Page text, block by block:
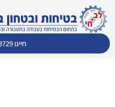
חייגו 072-3943729